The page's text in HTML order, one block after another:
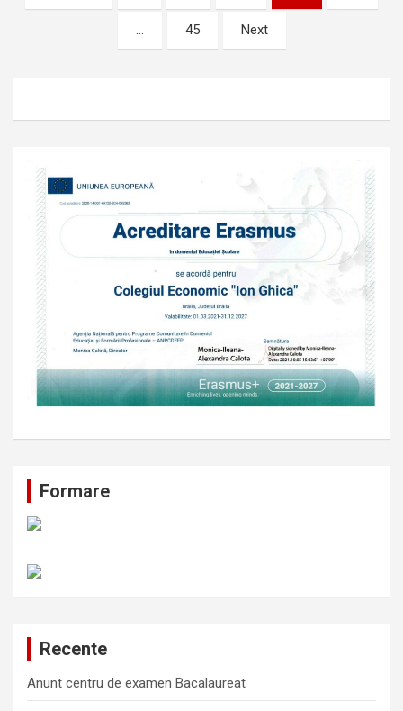
articole
… 45 Next
Formare
Recente
Anunt centru de examen Bacalaureat